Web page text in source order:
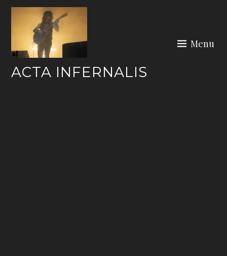
Skip
ACTA INFERNALIS
Menu